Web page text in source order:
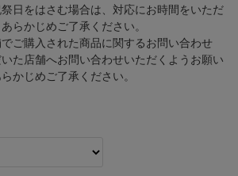
日をはさむ場合は、対応にお時間をいただ
らかじめご了承ください。
ご購入された商品に関するお問い合わせ
た店舗へお問い合わせいただくようお願い
かじめご了承ください。